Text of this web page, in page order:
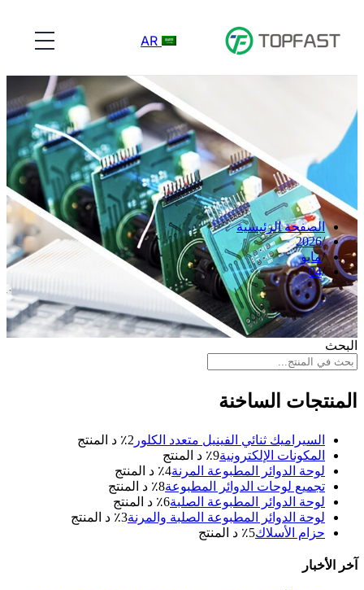
الصفحة الرئيسية
2026
مايو
04
البحث
المنتجات الساخنة
السيراميك ثنائي الفينيل متعدد الكلور 2٪ د المنتج
المكونات الإلكترونية9٪ د المنتج
لوحة الدوائر المطبوعة المرنة4٪ د المنتج
تجميع لوحات الدوائر المطبوعة8٪ د المنتج
لوحة الدوائر المطبوعة الصلبة6٪ د المنتج
لوحة الدوائر المطبوعة الصلبة والمرنة3٪ د المنتج
حزام الأسلاك5٪ د المنتج
آخر الأخبار